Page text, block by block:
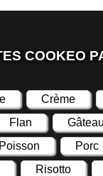
COOKEO
Crème
Flan Gâteau
Poisson Porc
Risotto